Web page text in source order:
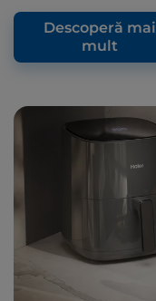
Descoperă mai
mult